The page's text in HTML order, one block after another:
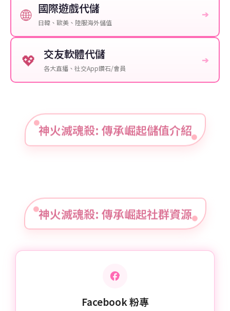
🌐 國際遊戲代儲
日韓、歐美、陸服海外儲值
➔
💖 交友軟體代儲
各大直播、社交App鑽石/會員
➔
神火滅魂殺: 傳承崛起儲值介紹
神火滅魂殺: 傳承崛起社群資源
Facebook 粉專